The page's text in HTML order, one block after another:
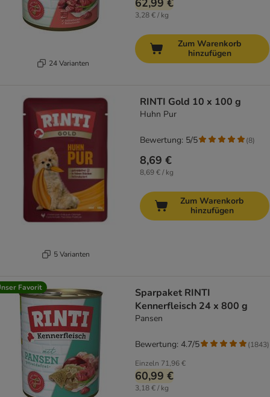
24 Varianten
62,99 €
3,28 € / kg
Zum Warenkorb
hinzufügen
5 Varianten
RINTI Gold 10 x 100 g
Huhn Pur
8,69 €
8,69 € / kg
Bewertung: 5/5 (8)
Zum Warenkorb
hinzufügen
Favorit
Sparpaket RINTI
Kennerfleisch 24 x 800 g
Pansen
Einzeln 71,96 €
60,99 €
3,18 € / kg
Bewertung: 4.7/5 (1843)